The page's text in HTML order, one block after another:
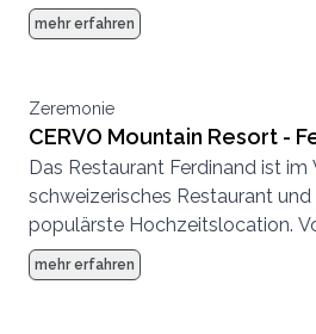
Abendessen bis zur Party, hier
komplette Hochzeit von Anfang
mehr erfahren
Zeremonie
CERVO Mountain Resort -
Das Restaurant Ferdinand ist im
schweizerisches Restaurant
populärste Hochzeitslocation.
Abendessen bis zur Party, hier
komplette Hochzeit von Anfang
mehr erfahren